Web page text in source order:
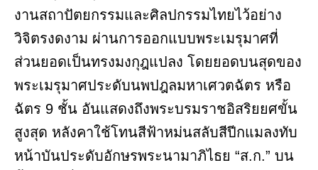
งานสถาปัตยกรรมและศิลปกรรมไทยไว้อย่าง
วิจิตรงดงาม ผ่านการออกแบบพระเมรุมาศที่
ส่วนยอดเป็นทรงมงกุฎแปลง โดยยอดบนสุดของ
พระเมรุมาศประดับนพปฎลมหาเศวตฉัตร หรือ
ฉัตร 9 ชั้น อันแสดงถึงพระบรมราชอิสริยยศขั้น
สูงสุด หลังคาใช้โทนสีฟ้าหม่นสลับสีปีกแมลงทับ
หน้าบันประดับอักษรพระนามาภิไธย “ส.ก.” บน